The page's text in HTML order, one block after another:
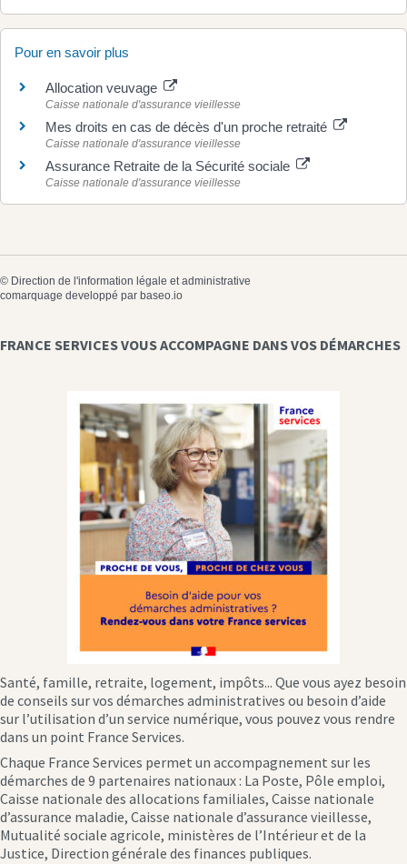
Pour en savoir plus
Allocation veuvage
Caisse nationale d'assurance vieillesse
Mes droits en cas de décès d'un proche retraité
Caisse nationale d'assurance vieillesse
Assurance Retraite de la Sécurité sociale
Caisse nationale d'assurance vieillesse
© Direction de l'information légale et administrative
comarquage developpé par baseo.io
FRANCE SERVICES VOUS ACCOMPAGNE DANS VOS DÉMARCHES
Santé, famille, retraite, logement, impôts... Que vous ayez besoin
de conseils sur vos démarches administratives ou besoin d’aide
sur l’utilisation d’un service numérique, vous pouvez vous rendre
dans un point France Services.
Chaque France Services permet un accompagnement sur les
démarches de 9 partenaires nationaux : La Poste, Pôle emploi,
Caisse nationale des allocations familiales, Caisse nationale
d’assurance maladie, Caisse nationale d’assurance vieillesse,
Mutualité sociale agricole, ministères de l’Intérieur et de la
Justice, Direction générale des finances publiques.